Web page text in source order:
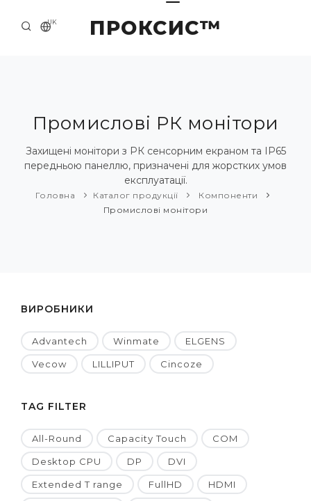
ПРОКСИС™
UK
ПРО НАС
ПРИКЛАДИ ТА РІШЕННЯ
КАТАЛОГ ПРОДУКЦІЇ
Промислові РК монітори
Захищені монітори з РК сенсорним екраном та IP65
передньою панеллю, призначені для жорстких умов
експлуатації.
Головна Каталог продукції
Компоненти
Промислові монітори
ВИРОБНИКИ
Advantech Winmate ELGENS
Vecow LILLIPUT Cincoze
TAG FILTER
All-Round Capacity Touch COM
Desktop CPU DP DVI
Extended T range FullHD HDMI